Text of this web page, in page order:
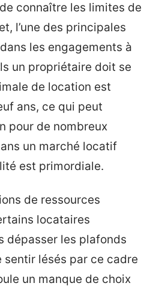
connaître les limites de
l’une des principales
les engagements à
un propriétaire doit se
de location est
ans, ce qui peut
pour de nombreux
un marché locatif
est primordiale.
de ressources
locataires
dépasser les plafonds
lésés par ce cadre
un manque de choix